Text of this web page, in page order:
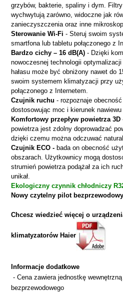
grzybów, bakterie, spaliny i dym.
wychwytują zarówno, widoczne jak
zanieczyszczenia oraz inne
Sterowanie Wi-Fi - Steruj swoim
smartfona lub tabletu połączonego z
Bardzo cichy – 16 dB(A) - Dzięki
nowoczesnej technologii optymalizacji
hałasu może być obniżony nawet do
swoim systemem klimatyzacji przy
połączonego z Internetem.
Czujnik ruchu - rozpoznaje
dostosowując moc i kierunek nawiewu
Komfortowy przepływ powietrza 3D
powietrza jest zdolny doprowadzać
dzięki czemu można odczuwać
Czujnik ECO - bada on obecność
obszarach. Użytkownicy mogą
strumień powietrza podążał za ich
unikał.
Ekologiczny czynnik chłodniczy
Nowy czytelny pilot bezprzewodowy
Chcesz wiedzieć więcej o
klimatyzatorów Haier
Informacje dodatkowe
- Cena zawiera jednostkę
bezprzewodowego